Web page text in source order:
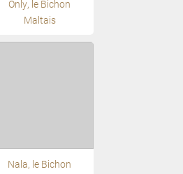
Only, le Bichon
Maltais
Nala, le Bichon